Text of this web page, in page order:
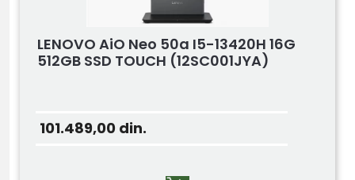
LENOVO AiO Neo 50a I5-13420H 16G
512GB SSD TOUCH (12SC001JYA)
101.489,00 din.